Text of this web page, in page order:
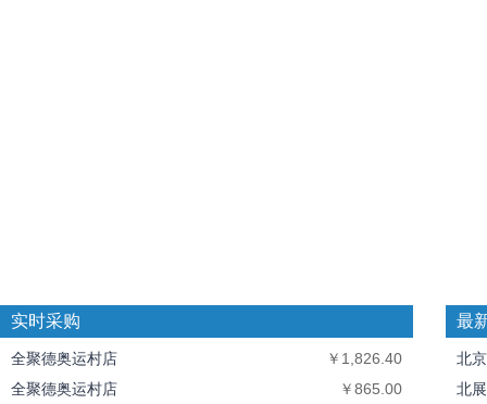
实时采购
全聚德奥运村店
￥1,826.40
全聚德奥运村店
￥865.00
最
北
北